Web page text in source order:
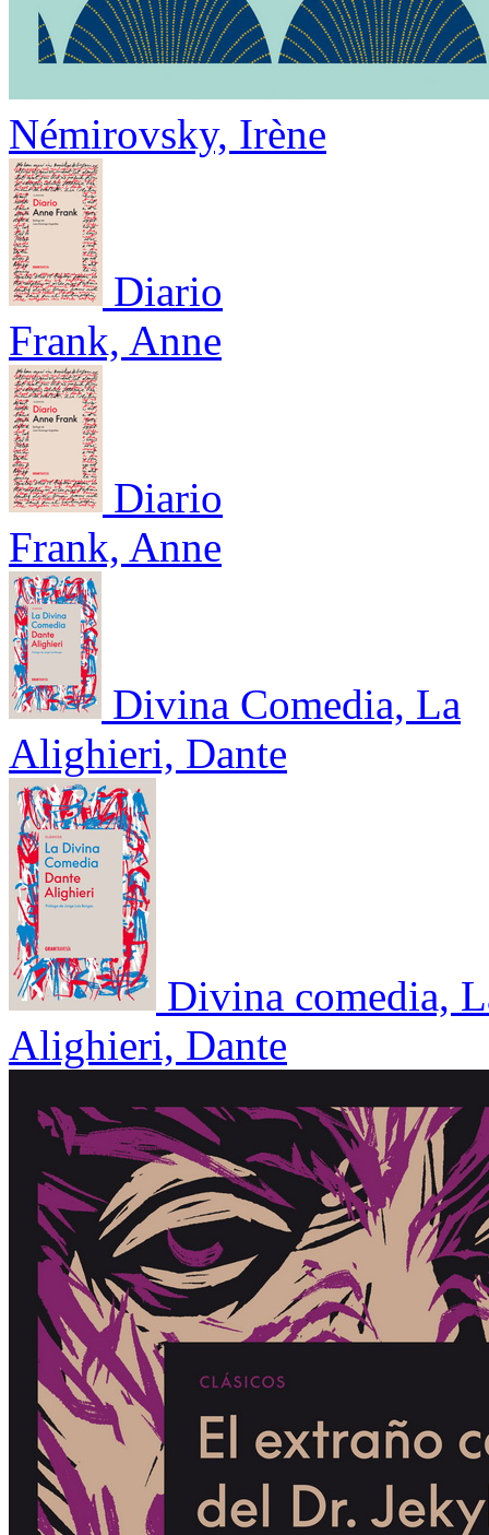
Némirovsky, Irène
Diario
Frank, Anne
Diario
Frank, Anne
Divina Comedia, La
Alighieri, Dante
Divina comedia,
Alighieri, Dante